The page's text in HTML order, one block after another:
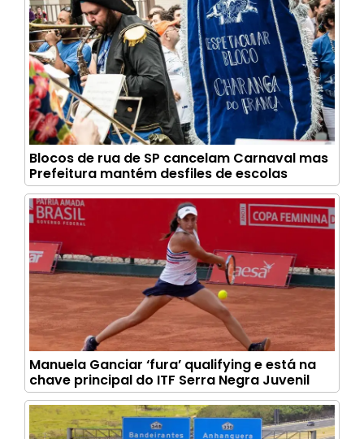
Blocos de rua de SP cancelam Carnaval mas
Prefeitura mantém desfiles de escolas
Manuela Ganciar ‘fura’ qualifying e está na
chave principal do ITF Serra Negra Juvenil